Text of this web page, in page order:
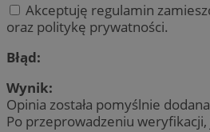
Akceptuję regulamin
oraz politykę prywatności.
Błąd:
Wynik:
Opinia została pomyślnie
Po przeprowadzeniu